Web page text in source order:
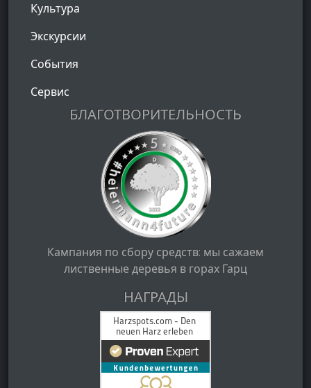
Культура
Экскурсии
События
Сервис
БЛАГОТВОРИТЕЛЬНОСТЬ
Кампания по сбору средств: мы сажаем
лиственные деревья в горах Гарц
НАГРАДЫ